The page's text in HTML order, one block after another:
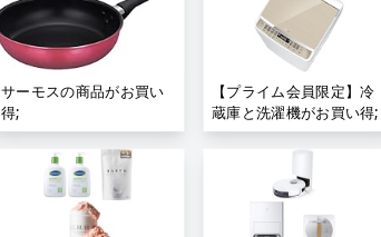
サーモスの商品がお買い
得;
【プライム会員限定】冷
蔵庫と洗濯機がお買い得;